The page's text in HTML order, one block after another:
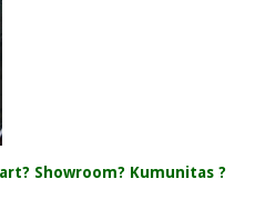
Showroom? Kumunitas ?